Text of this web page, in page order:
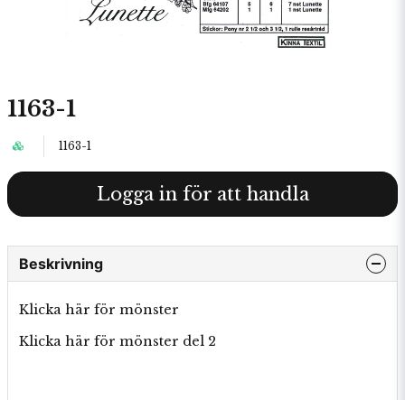
1163-1
1163-1
Logga in för att handla
Beskrivning
Klicka här för mönster
Klicka här för mönster del 2